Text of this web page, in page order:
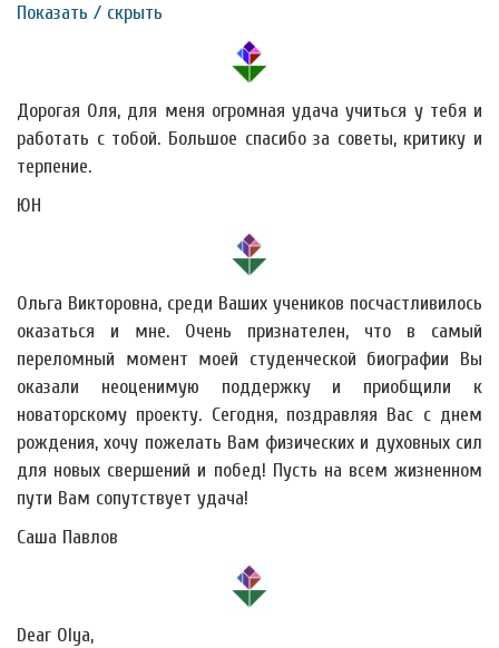
Показать / скрыть
Дорогая Оля, для меня огромная удача учиться у тебя и
работать с тобой. Большое спасибо за советы, критику и
терпение.
ЮН
Ольга Викторовна, среди Ваших учеников посчастливилось
оказаться и мне. Очень признателен, что в самый
переломный момент моей студенческой биографии Вы
оказали неоценимую поддержку и приобщили к
новаторскому проекту. Сегодня, поздравляя Вас с днем
рождения, хочу пожелать Вам физических и духовных сил
для новых свершений и побед! Пусть на всем жизненном
пути Вам сопутствует удача!
Саша Павлов
Dear Olya,